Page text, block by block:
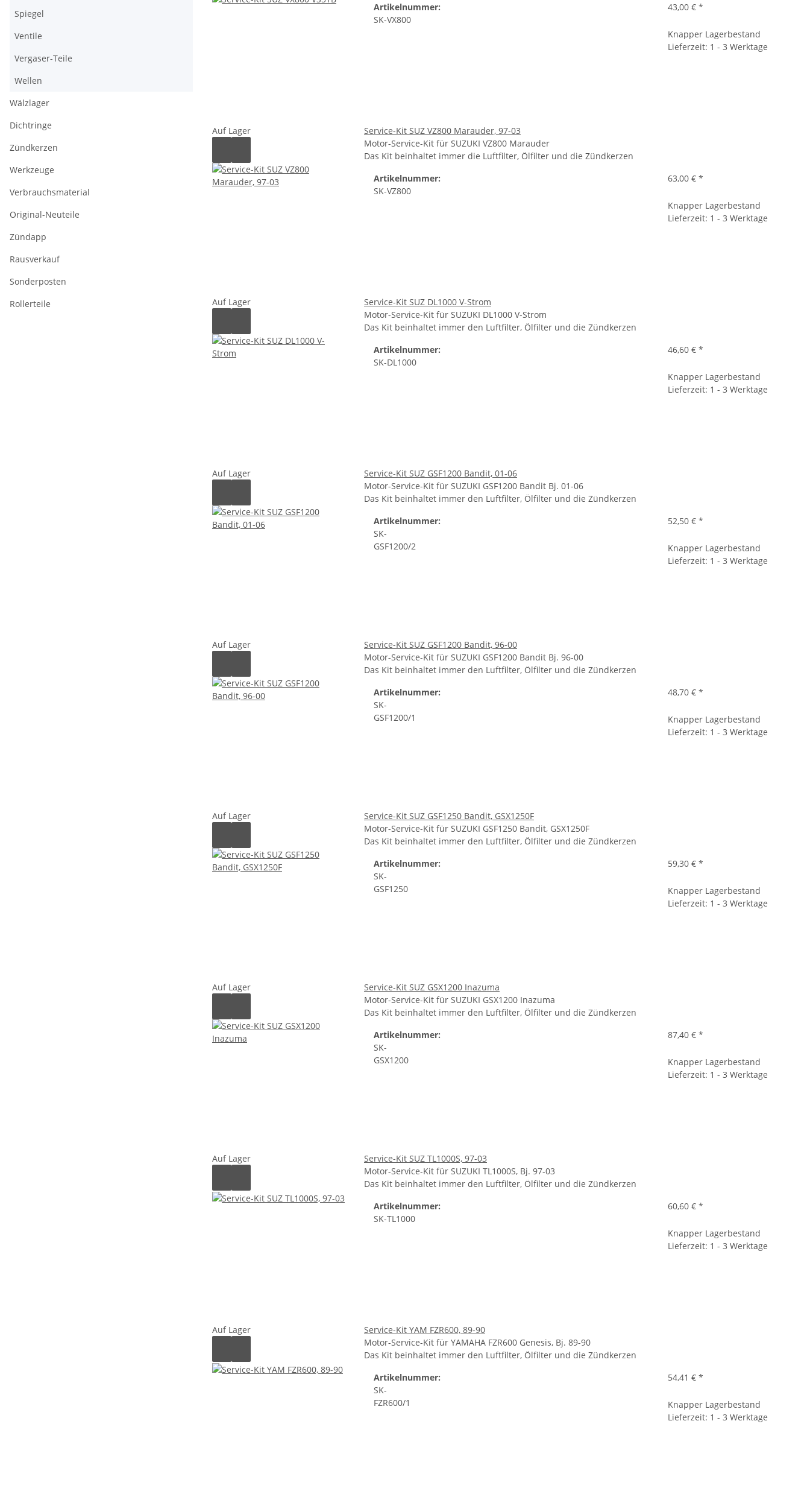
Artikelnummer:
SK-VX800
43,00 € *
Knapper Lagerbestand
Lieferzeit: 1 - 3 Werktage
Auf Lager
Service-Kit SUZ VZ800 Marauder, 97-03
Motor-Service-Kit für SUZUKI VZ800 Marauder
Das Kit beinhaltet immer die Luftfilter, Ölfilter und die Zündkerzen
Artikelnummer:
SK-VZ800
63,00 € *
Knapper Lagerbestand
Lieferzeit: 1 - 3 Werktage
Auf Lager
Service-Kit SUZ DL1000 V-Strom
Motor-Service-Kit für SUZUKI DL1000 V-Strom
Das Kit beinhaltet immer den Luftfilter, Ölfilter und die Zündkerzen
Artikelnummer:
SK-DL1000
46,60 € *
Knapper Lagerbestand
Lieferzeit: 1 - 3 Werktage
Auf Lager
Service-Kit SUZ GSF1200 Bandit, 01-06
Motor-Service-Kit für SUZUKI GSF1200 Bandit Bj. 01-06
Das Kit beinhaltet immer den Luftfilter, Ölfilter und die Zündkerzen
Artikelnummer:
SK-
GSF1200/2
52,50 € *
Knapper Lagerbestand
Lieferzeit: 1 - 3 Werktage
Auf Lager
Service-Kit SUZ GSF1200 Bandit, 96-00
Motor-Service-Kit für SUZUKI GSF1200 Bandit Bj. 96-00
Das Kit beinhaltet immer den Luftfilter, Ölfilter und die Zündkerzen
Artikelnummer:
SK-
GSF1200/1
48,70 € *
Knapper Lagerbestand
Lieferzeit: 1 - 3 Werktage
Auf Lager
Service-Kit SUZ GSF1250 Bandit, GSX1250F
Motor-Service-Kit für SUZUKI GSF1250 Bandit, GSX1250F
Das Kit beinhaltet immer den Luftfilter, Ölfilter und die Zündkerzen
Artikelnummer:
SK-
GSF1250
59,30 € *
Knapper Lagerbestand
Lieferzeit: 1 - 3 Werktage
Auf Lager
Service-Kit SUZ GSX1200 Inazuma
Motor-Service-Kit für SUZUKI GSX1200 Inazuma
Das Kit beinhaltet immer den Luftfilter, Ölfilter und die Zündkerzen
Artikelnummer:
SK-
GSX1200
87,40 € *
Knapper Lagerbestand
Lieferzeit: 1 - 3 Werktage
Auf Lager
Service-Kit SUZ TL1000S, 97-03
Motor-Service-Kit für SUZUKI TL1000S, Bj. 97-03
Das Kit beinhaltet immer den Luftfilter, Ölfilter und die Zündkerzen
Artikelnummer:
SK-TL1000
60,60 € *
Knapper Lagerbestand
Lieferzeit: 1 - 3 Werktage
Auf Lager
Service-Kit YAM FZR600, 89-90
Motor-Service-Kit für YAMAHA FZR600 Genesis, Bj. 89-90
Das Kit beinhaltet immer den Luftfilter, Ölfilter und die Zündkerzen
Artikelnummer:
SK-
FZR600/1
54,41 € *
Knapper Lagerbestand
Lieferzeit: 1 - 3 Werktage
Spiegel
Ventile
Vergaser-Teile
Wellen
Wälzlager
Dichtringe
Zündkerzen
Werkzeuge
Verbrauchsmaterial
Original-Neuteile
Zündapp
Rausverkauf
Sonderposten
Rollerteile